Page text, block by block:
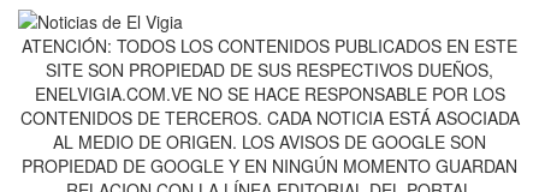
ATENCIÓN: TODOS LOS CONTENIDOS PUBLICADOS EN ESTE
SITE SON PROPIEDAD DE SUS RESPECTIVOS DUEÑOS,
ENELVIGIA.COM.VE NO SE HACE RESPONSABLE POR LOS
CONTENIDOS DE TERCEROS. CADA NOTICIA ESTÁ ASOCIADA
AL MEDIO DE ORIGEN. LOS AVISOS DE GOOGLE SON
PROPIEDAD DE GOOGLE Y EN NINGÚN MOMENTO GUARDAN